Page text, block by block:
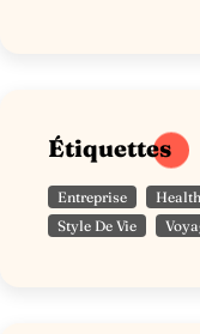
Étiquettes
Entreprise Health
Style De Vie